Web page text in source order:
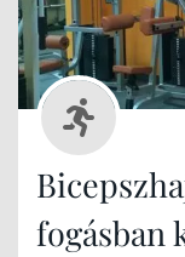
fogásban